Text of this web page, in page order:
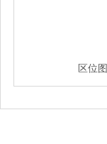
区位图